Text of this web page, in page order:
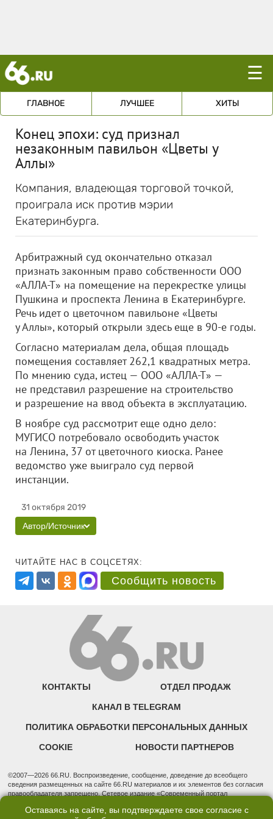
☰
ГЛАВНОЕ ЛУЧШЕЕ ХИТЫ
Конец эпохи: суд признал
незаконным павильон «Цветы у
Аллы»
Компания, владеющая торговой точкой,
проиграла иск против мэрии
Екатеринбурга.
Арбитражный суд окончательно отказал
признать законным право собственности ООО
«АЛЛА-Т» на помещение на перекрестке улицы
Пушкина и проспекта Ленина в Екатеринбурге.
Речь идет о цветочном павильоне «Цветы
у Аллы», который открыли здесь еще в 90-е годы.
Согласно материалам дела, общая площадь
помещения составляет 262,1 квадратных метра.
По мнению суда, истец — ООО «АЛЛА-Т» —
не представил разрешение на строительство
и разрешение на ввод объекта в эксплуатацию.
В ноябре суд рассмотрит еще одно дело:
МУГИСО потребовало освободить участок
на Ленина, 37 от цветочного киоска. Ранее
ведомство уже выиграло суд первой
инстанции.
31 октября 2019
Автор/Источник
ЧИТАЙТЕ НАС В СОЦСЕТЯХ:
Сообщить новость
КОНТАКТЫ ОТДЕЛ ПРОДАЖ
КАНАЛ В TELEGRAM
ПОЛИТИКА ОБРАБОТКИ ПЕРСОНАЛЬНЫХ ДАННЫХ
COOKIE НОВОСТИ ПАРТНЕРОВ
©2007—2026 66.RU. Воспроизведение, сообщение, доведение до всеобщего
сведения размещенных на сайте 66.RU материалов и их элементов без согласия
правообладателя запрещено. Сетевое издание «Современный портал
надзору в сфере связи, информационных технологий и массовых коммуникаций
Оставаясь на сайте, вы подтверждаете свое согласие с